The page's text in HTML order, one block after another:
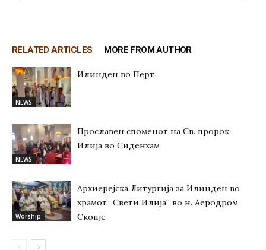
RELATED ARTICLES MORE FROM AUTHOR
NEWS
Илинден во Перт
NEWS
Прославен споменот на Св. пророк
Илија во Сиденхам
Worship
Архиерејска Литургија за Илинден во
храмот „Свети Илија“ во н. Аеродром,
Скопје